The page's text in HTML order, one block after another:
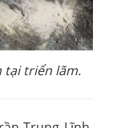
tại triển lãm.